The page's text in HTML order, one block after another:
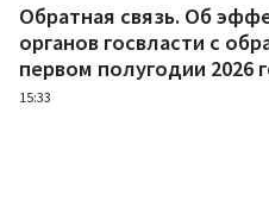
Обратная связь. Об
органов госвласти с
первом полугодии 2026
15:33